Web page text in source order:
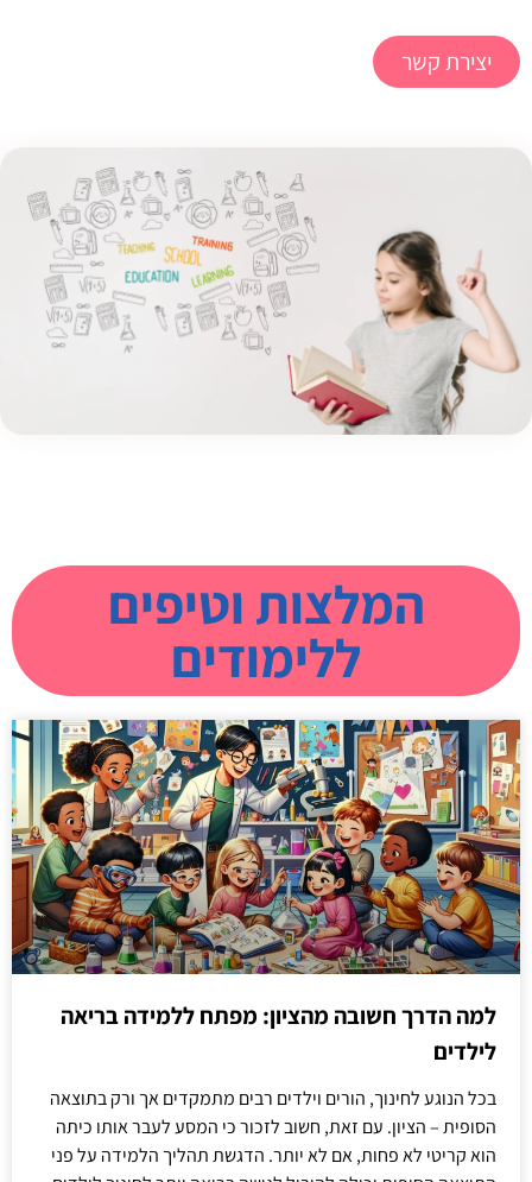
יצירת קשר
המלצות וטיפים
ללימודים
למה הדרך חשובה מהציון: מפתח ללמידה בריאה
לילדים
בכל הנוגע לחינוך, הורים וילדים רבים מתמקדים אך ורק בתוצאה
הסופית – הציון. עם זאת, חשוב לזכור כי המסע לעבר אותו כיתה
הוא קריטי לא פחות, אם לא יותר. הדגשת תהליך הלמידה על פני